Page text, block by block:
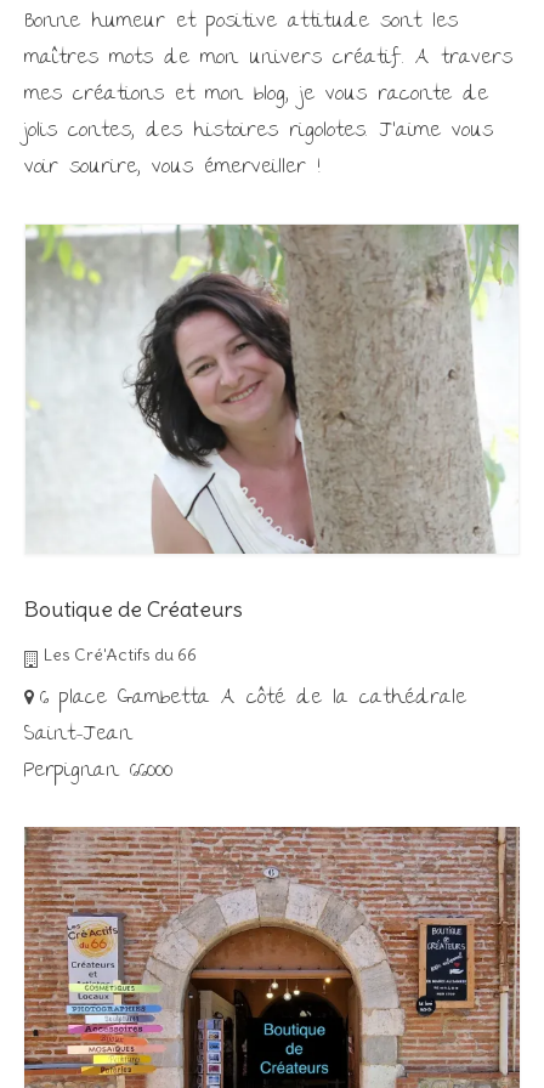
Bonne humeur et positive attitude sont les
maîtres mots de mon univers créatif. A travers
mes créations et mon blog, je vous raconte de
jolis contes, des histoires rigolotes. J'aime vous
voir sourire, vous émerveiller !
Boutique de Créateurs
Les Cré'Actifs du 66
6 place Gambetta A côté de la cathédrale
Saint-Jean
Perpignan 66000